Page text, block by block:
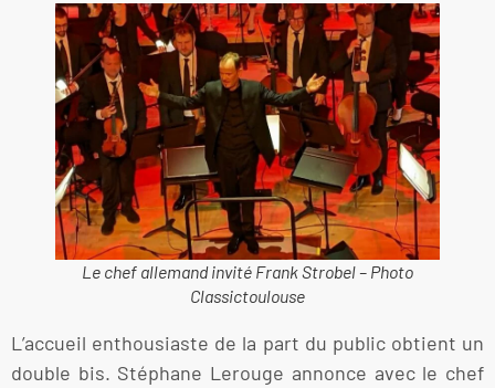
Le chef allemand invité Frank Strobel – Photo
Classictoulouse
L’accueil enthousiaste de la part du public obtient un
double bis. Stéphane Lerouge annonce avec le chef